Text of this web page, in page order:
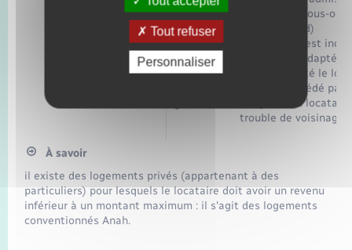
ou le logement est sous-
grand)
ou le logement est
ou le logement est inadapté
handicapée a quitté le
ou le logement a été cédé par
ou par faute grave du
trouble de
À savoir
il existe des logements privés (appartenant à des
particuliers) pour lesquels le locataire doit avoir un revenu
inférieur à un montant maximum : il s'agit des logements
conventionnés Anah.
Tout refuser
Personnaliser